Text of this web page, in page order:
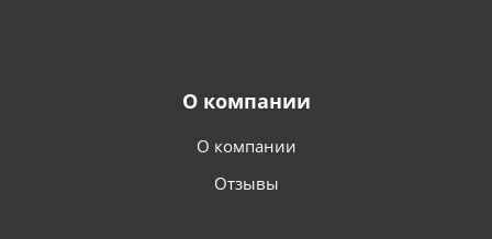
О компании
О компании
Отзывы